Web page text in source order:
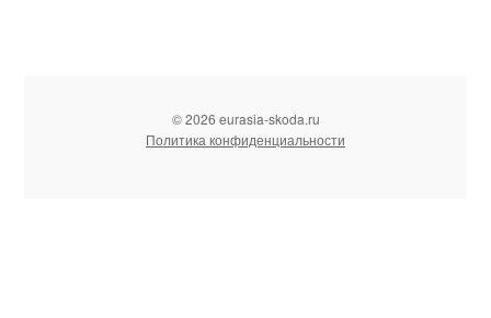
© 2026 eurasia-skoda.ru
Политика конфиденциальности